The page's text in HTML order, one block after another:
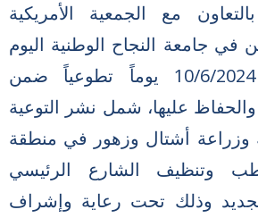
مع الجمعية الأمريكية
في جامعة النجاح الوطنية اليوم
الإثنين الموافق 10/6/2024 يوماً تطوعياً ضمن
والحفاظ عليها، شمل نشر التوعية
وزراعة أشتال وزهور في منطقة
وتنظيف الشارع الرئيسي
وذلك تحت رعاية وإشراف